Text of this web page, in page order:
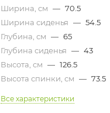
Ширина, см — 70.5
Ширина сиденья — 54.5
Глубина, см — 65
Глубина сиденья — 43
Высота, см — 126.5
Высота спинки, см — 73.5
Все характеристики